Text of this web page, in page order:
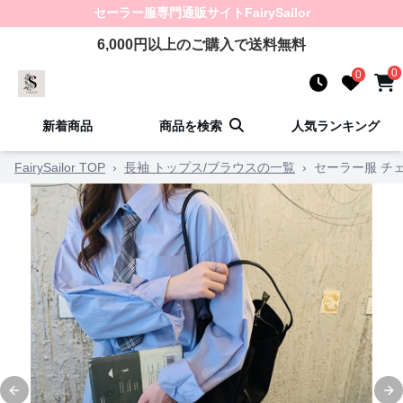
セーラー服専門通販サイト FairySailor
6,000円以上のご購入で送料無料
0 0
新着商品 商品を検索 人気ランキング
FairySailor TOP › 長袖 トップス/ブラウスの一覧 › セーラー服 チ
Previous slide